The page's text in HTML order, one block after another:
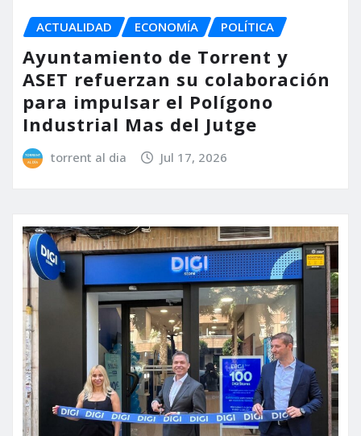
ACTUALIDAD ECONOMÍA POLÍTICA
Ayuntamiento de Torrent y
ASET refuerzan su colaboración
para impulsar el Polígono
Industrial Mas del Jutge
torrent al dia Jul 17, 2026